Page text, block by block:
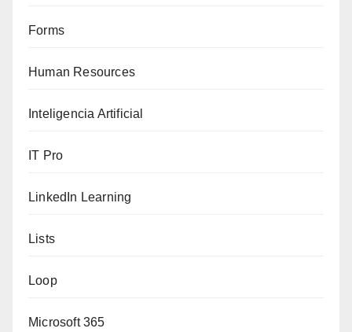
Forms
Human Resources
Inteligencia Artificial
IT Pro
LinkedIn Learning
Lists
Loop
Microsoft 365